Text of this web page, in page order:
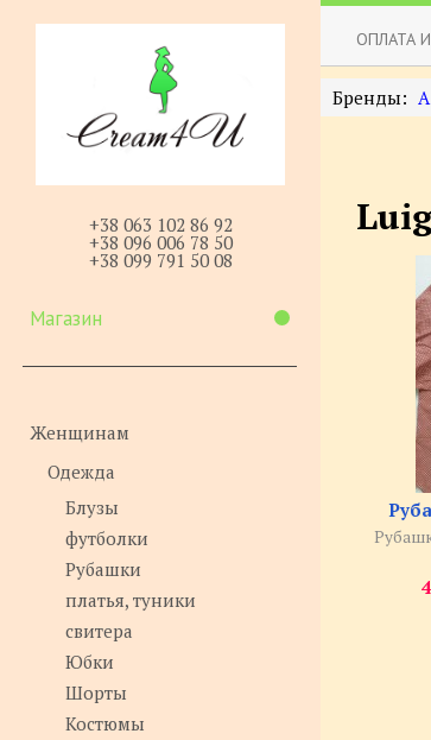
+38 063 102 86 92
+38 096 006 78 50
+38 099 791 50 08
Магазин
Женщинам
Одежда
Блузы
футболки
Рубашки
платья, туники
свитера
Юбки
Шорты
Костюмы
ОПЛАТА
A